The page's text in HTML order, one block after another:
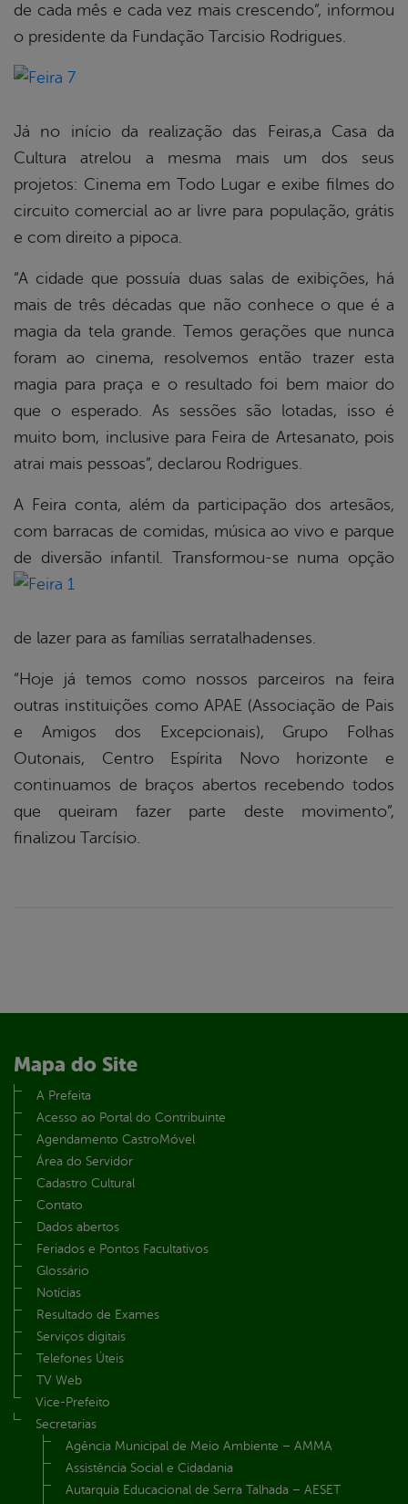
de cada mês e cada vez mais crescendo”, informou
o presidente da Fundação Tarcisio Rodrigues.
Já no início da realização das Feiras,a Casa da
Cultura atrelou a mesma mais um dos seus
projetos: Cinema em Todo Lugar e exibe filmes do
circuito comercial ao ar livre para população, grátis
e com direito a pipoca.
“A cidade que possuía duas salas de exibições, há
mais de três décadas que não conhece o que é a
magia da tela grande. Temos gerações que nunca
foram ao cinema, resolvemos então trazer esta
magia para praça e o resultado foi bem maior do
que o esperado. As sessões são lotadas, isso é
muito bom, inclusive para Feira de Artesanato, pois
atrai mais pessoas”, declarou Rodrigues.
A Feira conta, além da participação dos artesãos,
com barracas de comidas, música ao vivo e parque
de diversão infantil. Transformou-se numa opção
de lazer para as famílias serratalhadenses.
“Hoje já temos como nossos parceiros na feira
outras instituições como APAE (Associação de Pais
e Amigos dos Excepcionais), Grupo Folhas
Outonais, Centro Espírita Novo horizonte e
continuamos de braços abertos recebendo todos
que queiram fazer parte deste movimento”,
finalizou Tarcísio.
Mapa do Site
A Prefeita
Acesso ao Portal do Contribuinte
Agendamento CastroMóvel
Área do Servidor
Cadastro Cultural
Contato
Dados abertos
Feriados e Pontos Facultativos
Glossário
Notícias
Resultado de Exames
Serviços digitais
Telefones Úteis
TV Web
Vice-Prefeito
Secretarias
Agência Municipal de Meio Ambiente – AMMA
Assistência Social e Cidadania
Autarquia Educacional de Serra Talhada – AESET